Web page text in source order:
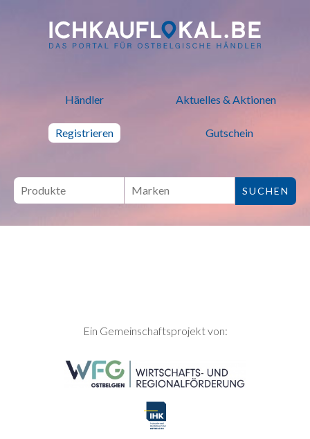
ich kauf lokal - Bei lokalen
Händler Aktuelles & Aktionen
Registrieren Gutschein
SEITENFUSSEin Gemeinschaftsprojekt von: